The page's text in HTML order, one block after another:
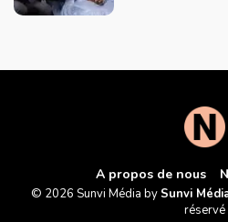
A propos de nous
© 2026 Sunvi Média by Sunvi
réservé